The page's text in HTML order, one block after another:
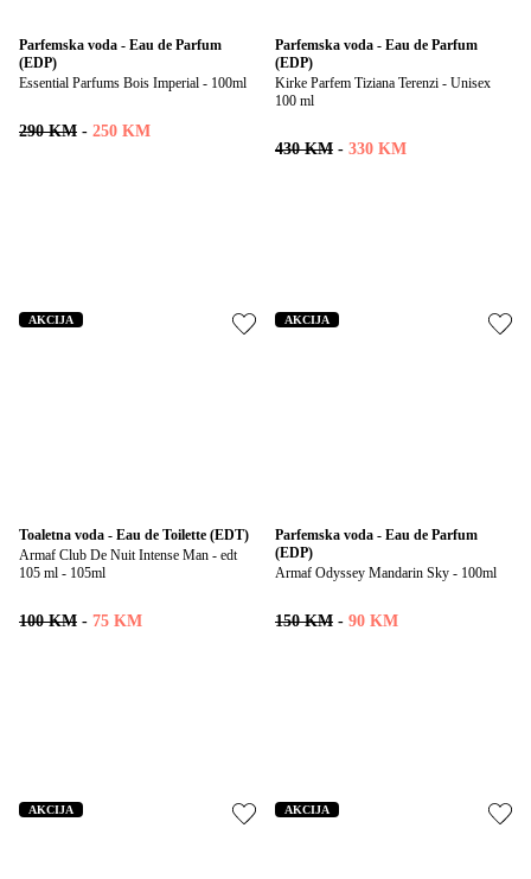
Parfemska voda - Eau de Parfum
(EDP)
Essential Parfums Bois Imperial - 100ml
290 KM - 250 KM
Parfemska voda - Eau de Parfum
(EDP)
Kirke Parfem Tiziana Terenzi - Unisex
100 ml
430 KM - 330 KM
Toaletna voda - Eau de Toilette (EDT)
Armaf Club De Nuit Intense Man - edt
105 ml - 105ml
100 KM - 75 KM
AKCIJA
Parfemska voda - Eau de Parfum
(EDP)
Armaf Odyssey Mandarin Sky - 100ml
150 KM - 90 KM
AKCIJA
AKCIJA AKCIJA